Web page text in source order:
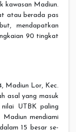
kawasan Madiun.
atau berada pas
mendapatkan
90 tingkat
Madiun Lor, Kec.
asal yang masuk
UTBK paling
mendiami
15 besar se-